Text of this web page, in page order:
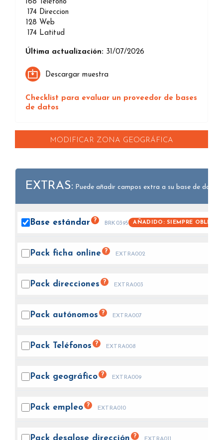
168 Teléfono
174 Direccion
128 Web
174 Latitud
Última actualización: 31/07/2026
Descargar muestra
Checklist para evaluar un proveedor de bases
de datos
MODIFICAR ZONA GEOGRÁFICA
EXTRAS: Puede añadir campos extra a su base de datos.
Base estándar ? BRK0395 AÑADIDO: SIEMPRE
Pack ficha online ? EXTRA002
Pack direcciones ? EXTRA003
Pack autónomos ? EXTRA007
Pack Teléfonos ? EXTRA008
Pack geográfico ? EXTRA009
Pack empleo ? EXTRA010
Pack desglose dirección ?